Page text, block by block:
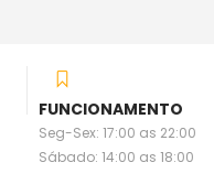
FUNCIONAMENTO
Seg-Sex: 17:00 as 22:00
Sábado: 14:00 as 18:00